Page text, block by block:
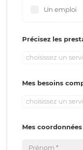
Un emploi
Précisez les
choisissez un
Mes besoins
choisissez un
Mes coordonnées